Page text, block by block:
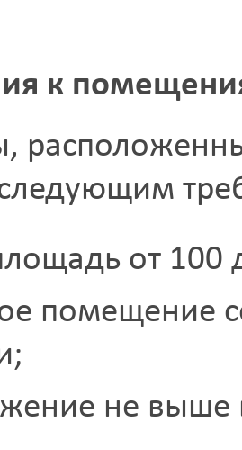
к
следующим
от 100
помещение
не выше